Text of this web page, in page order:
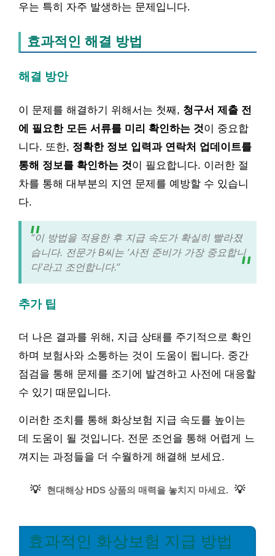
우는 특히 자주 발생하는 문제입니다.
효과적인 해결 방법
해결 방안
이 문제를 해결하기 위해서는 첫째, 청구서 제출 전
에 필요한 모든 서류를 미리 확인하는 것이 중요합
니다. 또한, 정확한 정보 입력과 연락처 업데이트를
통해 정보를 확인하는 것이 필요합니다. 이러한 절
차를 통해 대부분의 지연 문제를 예방할 수 있습니
다.
“이 방법을 적용한 후 지급 속도가 확실히 빨라졌
습니다. 전문가 B씨는 ‘사전 준비가 가장 중요합니
다’라고 조언합니다.”
추가 팁
더 나은 결과를 위해, 지급 상태를 주기적으로 확인
하며 보험사와 소통하는 것이 도움이 됩니다. 중간
점검을 통해 문제를 조기에 발견하고 사전에 대응할
수 있기 때문입니다.
이러한 조치를 통해 화상보험 지급 속도를 높이는
데 도움이 될 것입니다. 전문 조언을 통해 어렵게 느
껴지는 과정들을 더 수월하게 해결해 보세요.
💡 현대해상 HDS 상품의 매력을 놓치지 마세요. 💡
효과적인 화상보험 지급 방법